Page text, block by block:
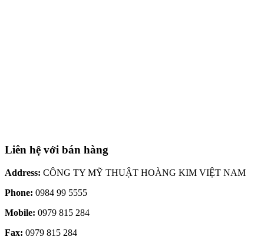
Liên hệ với bán hàng
Address: CÔNG TY MỸ THUẬT HOÀNG KIM VIỆT NAM
Phone: 0984 99 5555
Mobile: 0979 815 284
Fax: 0979 815 284